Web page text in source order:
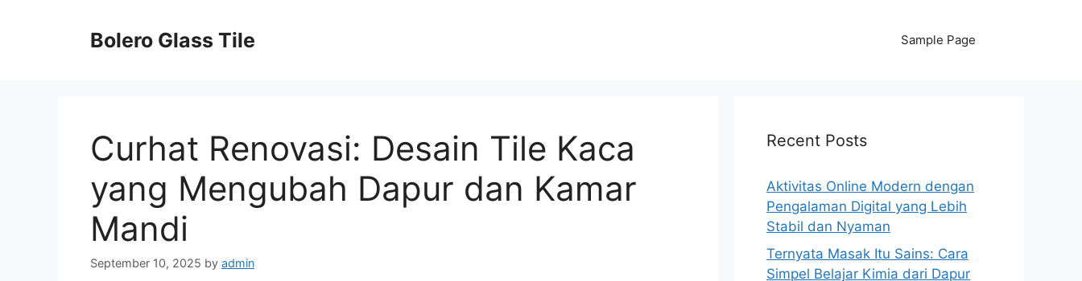
Bolero Glass Tile Sample Page
Curhat Renovasi: Desain Tile Kaca
yang Mengubah Dapur dan Kamar
Mandi
September 10, 2025 by admin
Recent Posts
Aktivitas Online Modern dengan
Pengalaman Digital yang Lebih
Stabil dan Nyaman
Ternyata Masak Itu Sains: Cara
Simpel Belajar Kimia dari Dapur